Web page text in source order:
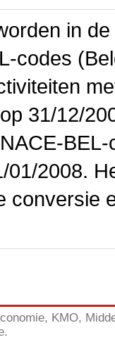
in
codes
31/12/
01/2008.
conversie
KMO,